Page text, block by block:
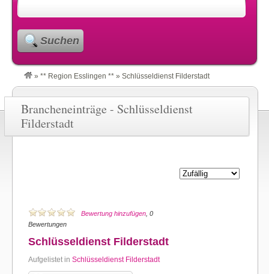
Suchen
» ** Region Esslingen ** » Schlüsseldienst Filderstadt
Brancheneinträge - Schlüsseldienst
Filderstadt
Bewertung hinzufügen , 0
Bewertungen
Schlüsseldienst Filderstadt
Aufgelistet in Schlüsseldienst Filderstadt